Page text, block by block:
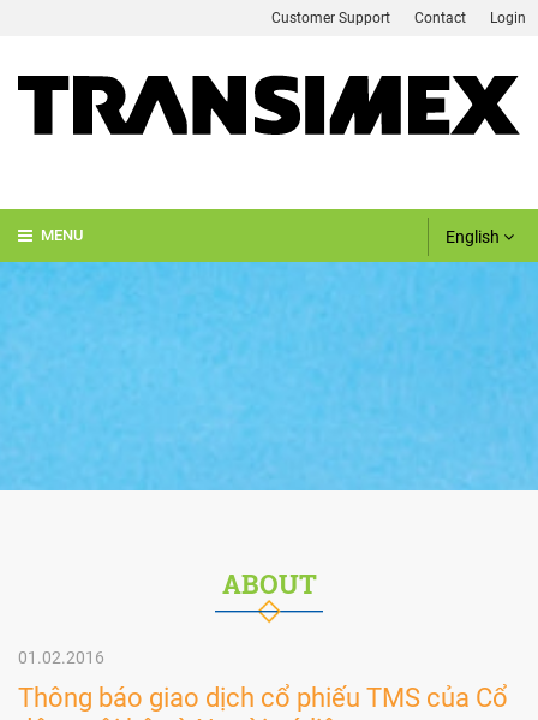
Login
Contact
Customer Support
English
ABOUT
01.02.2016
Thông báo giao dịch cổ phiếu TMS của Cổ